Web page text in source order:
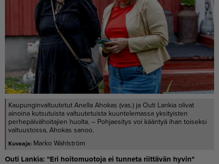
Kaupunginvaltuutetut Anella Ahokas (vas.) ja Outi Lankia olivat
ainoina kutsutuista valtuutetuista kuuntelemassa yksityisten
perhepäivähoitajien huolta. – Pohjaesitys voi kääntyä ihan toiseksi
valtuustossa, Ahokas sanoo.
Marko Wahlström
Ou­ti Lan­kia: "Eri hoi­to­muo­to­ja ei tun­ne­ta riit­tä­vän hy­vin"